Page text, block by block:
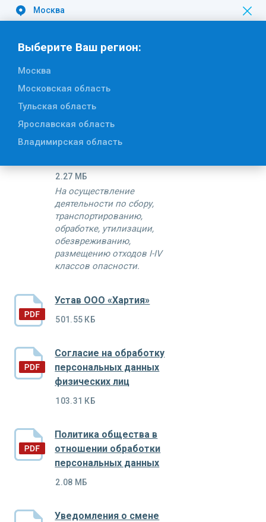
Москва
Выберите Ваш регион:
Москва
Московская область
Тульская область
Ярославская область
Владимирская область
Документы Общества
Лицензия № Л020-00113-
77/00114244 от от 29
2.27 МБ
На осуществление
деятельности по сбору,
транспортированию,
обработке, утилизации,
обезвреживанию,
размещению отходов I-IV
классов опасности.
Устав ООО «Хартия»
501.55 КБ
Согласие на обработку
персональных данных
физических лиц
103.31 КБ
Политика общества в
отношении обработки
персональных данных
2.08 МБ
Уведомления о смене